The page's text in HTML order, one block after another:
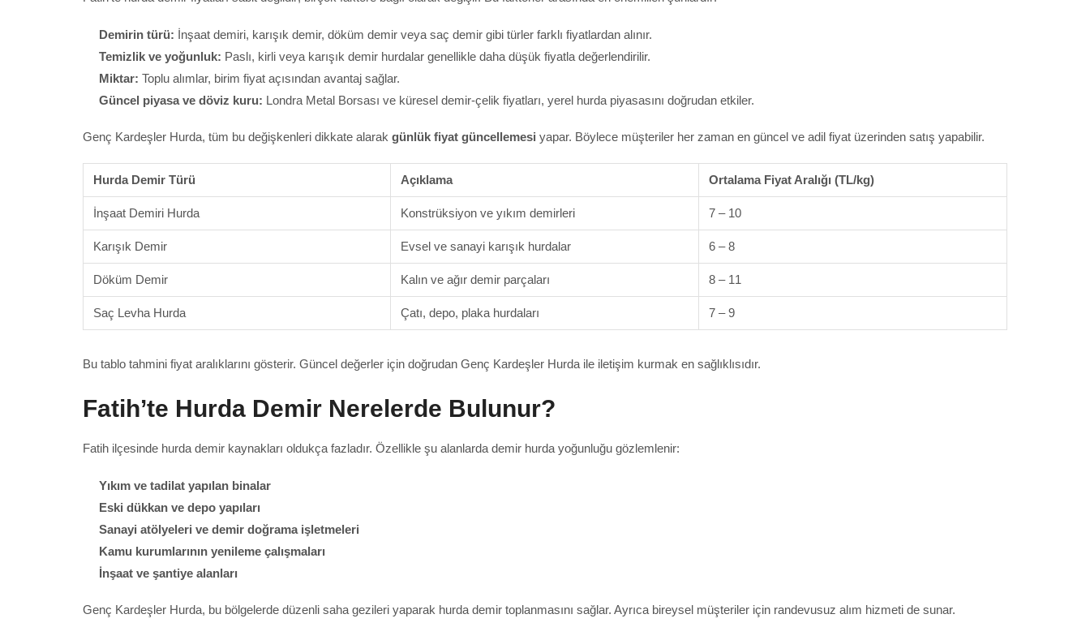
Demirin türü: İnşaat demiri, karışık demir, döküm demir veya saç demir gibi türler farklı fiyatlardan alınır.
Temizlik ve yoğunluk: Paslı, kirli veya karışık demir hurdalar genellikle daha düşük fiyatla değerlendirilir.
Miktar: Toplu alımlar, birim fiyat açısından avantaj sağlar.
Güncel piyasa ve döviz kuru: Londra Metal Borsası ve küresel demir-çelik fiyatları, yerel hurda piyasasını doğrudan etkiler.
Genç Kardeşler Hurda, tüm bu değişkenleri dikkate alarak günlük fiyat güncellemesi yapar. Böylece müşteriler her zaman en güncel ve adil fiyat üzerinden satış yapabilir.
Hurda Demir Türü Açıklama Ortalama Fiyat Aralığı (TL/kg)
İnşaat Demiri Hurda Konstrüksiyon ve yıkım demirleri 7 – 10
Karışık Demir Evsel ve sanayi karışık hurdalar 6 – 8
Döküm Demir Kalın ve ağır demir parçaları 8 – 11
Saç Levha Hurda Çatı, depo, plaka hurdaları 7 – 9
Bu tablo tahmini fiyat aralıklarını gösterir. Güncel değerler için doğrudan Genç Kardeşler Hurda ile iletişim kurmak en sağlıklısıdır.
Fatih’te Hurda Demir Nerelerde Bulunur?
Fatih ilçesinde hurda demir kaynakları oldukça fazladır. Özellikle şu alanlarda demir hurda yoğunluğu gözlemlenir:
Yıkım ve tadilat yapılan binalar
Eski dükkan ve depo yapıları
Sanayi atölyeleri ve demir doğrama işletmeleri
Kamu kurumlarının yenileme çalışmaları
İnşaat ve şantiye alanları
Genç Kardeşler Hurda, bu bölgelerde düzenli saha gezileri yaparak hurda demir toplanmasını sağlar. Ayrıca bireysel müşteriler için randevusuz alım hizmeti de sunar.